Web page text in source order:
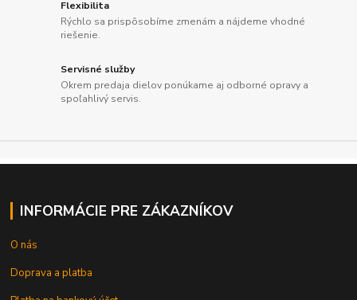
Flexibilita
Rýchlo sa prispôsobíme zmenám a nájdeme vhodné
riešenie.
Servisné služby
Okrem predaja dielov ponúkame aj odborné opravy a
spoľahlivý servis.
INFORMÁCIE PRE ZÁKAZNÍKOV
O nás
Doprava a platba